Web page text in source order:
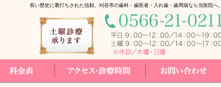
長い歴史に裏打ちされた信頼。刈谷市の歯科・歯医者・入れ歯・歯周病なら当医院へ。
コールバック予約